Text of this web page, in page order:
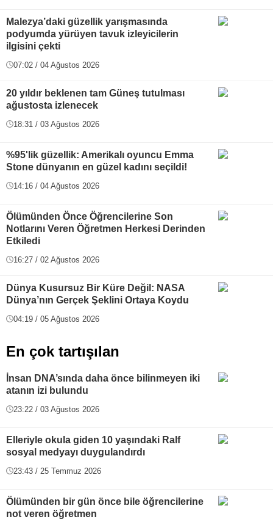
Malezya’daki güzellik yarışmasında
podyumda yürüyen tavuk izleyicilerin
ilgisini çekti
07:02 / 04 Ağustos 2026
20 yıldır beklenen tam Güneş tutulması
ağustosta izlenecek
18:31 / 03 Ağustos 2026
%95'lik güzellik: Amerikalı oyuncu Emma
Stone dünyanın en güzel kadını seçildi!
14:16 / 04 Ağustos 2026
Ölümünden Önce Öğrencilerine Son
Notlarını Veren Öğretmen Herkesi Derinden
Etkiledi
16:27 / 02 Ağustos 2026
Dünya Kusursuz Bir Küre Değil: NASA
Dünya’nın Gerçek Şeklini Ortaya Koydu
04:19 / 05 Ağustos 2026
En çok tartışılan
İnsan DNA’sında daha önce bilinmeyen iki
atanın izi bulundu
23:22 / 03 Ağustos 2026
Elleriyle okula giden 10 yaşındaki Ralf
sosyal medyayı duygulandırdı
23:43 / 25 Temmuz 2026
Ölümünden bir gün önce bile öğrencilerine
not veren öğretmen